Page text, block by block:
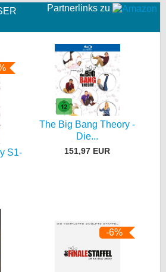
Partnerlinks zu
S1-
The Big Bang Theory -
Die...
151,97 EUR
-6%